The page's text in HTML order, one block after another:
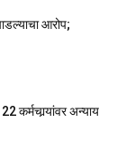
आरोप;
कर्मचार्‍यांवर अन्याय